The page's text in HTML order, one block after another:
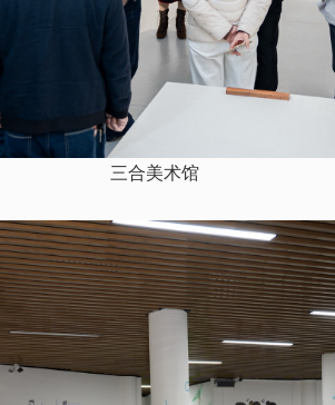
三合美术馆